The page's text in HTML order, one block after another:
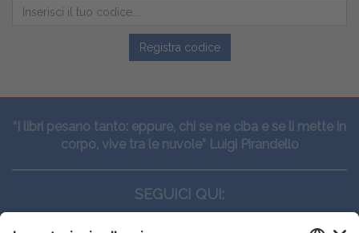
Registra codice
“I libri pesano tanto: eppure, chi se ne ciba e se li mette in
corpo, vive tra le nuvole” Luigi Pirandello
SEGUICI QUI: